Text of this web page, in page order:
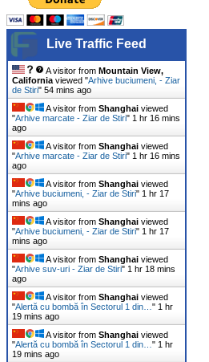
Live Traffic Feed
A visitor from Mountain View,
California viewed "Arhive buciumeni, - Ziar
de Stiri" 54 mins ago
A visitor from Shanghai viewed
"Arhive marcate - Ziar de Stiri" 1 hr 16 mins
ago
A visitor from Shanghai viewed
"Arhive marcate - Ziar de Stiri" 1 hr 16 mins
ago
A visitor from Shanghai viewed
"Arhive buciumeni, - Ziar de Stiri" 1 hr 17
mins ago
A visitor from Shanghai viewed
"Arhive buciumeni, - Ziar de Stiri" 1 hr 17
mins ago
A visitor from Shanghai viewed
"Arhive suv-uri - Ziar de Stiri" 1 hr 18 mins
ago
A visitor from Shanghai viewed
"Alertă cu bombă în Sectorul 1 din… " 1 hr
19 mins ago
A visitor from Shanghai viewed
"Alertă cu bombă în Sectorul 1 din… " 1 hr
19 mins ago